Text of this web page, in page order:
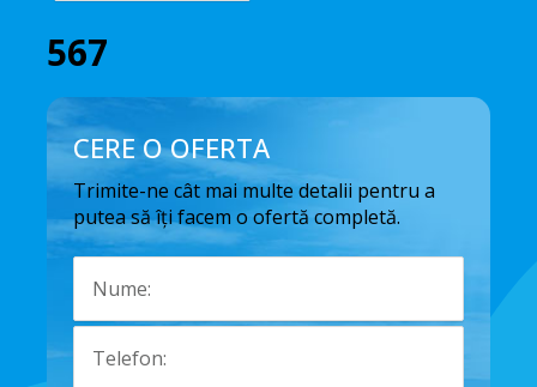
567
CERE O OFERTA
Trimite-ne cât mai multe detalii pentru a
putea să îți facem o ofertă completă.